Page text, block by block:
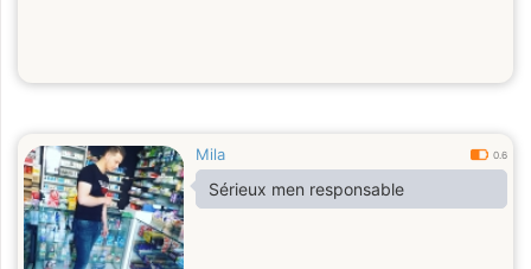
Mila 0.6
Sérieux men responsable